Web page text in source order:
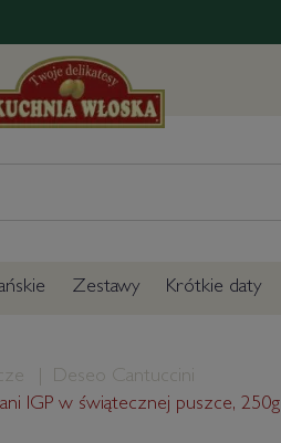
Zestawy Krótkie daty
Deseo Cantuccini
IGP w świątecznej puszce, 250g